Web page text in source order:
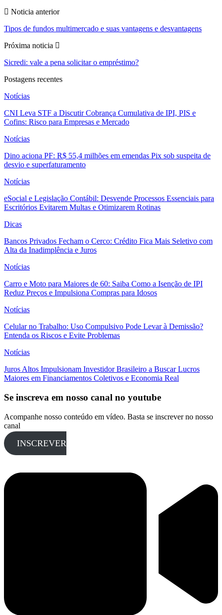
Noticia anterior
Tipos de fundos multimercado e suas vantagens e desvantagens
Próxima noticia
Sicredi: vale a pena solicitar o empréstimo?
Postagens recentes
Notícias
CNI Leva STF a Discutir Cobrança Cumulativa de IPI, PIS e
Cofins: Risco para Empresas e Mercado
Notícias
Dino aciona PF: R$ 55,4 milhões em emendas Pix sob suspeita de
desvio e superfaturamento
Notícias
eSocial e Legislação Contábil: Desvende Processos Essenciais para
Escritórios Evitarem Multas e Otimizarem Rotinas
Dicas
Bancos Privados Fecham o Cerco: Crédito Fica Mais Seletivo com
Alta da Inadimplência e Juros
Notícias
Carro e Moto para Maiores de 60: Saiba Como a Isenção de IPI
Reduz Preços e Impulsiona Compras para Idosos
Notícias
Celular no Trabalho: Uso Compulsivo Pode Levar à Demissão?
Entenda os Riscos e Evite Problemas
Notícias
Juros Altos Impulsionam Investidor Brasileiro a Buscar Lucros
Maiores em Financiamentos Coletivos e Economia Real
Se inscreva em nosso canal no youtube
Acompanhe nosso conteúdo em vídeo. Basta se inscrever no nosso
canal
INSCREVER